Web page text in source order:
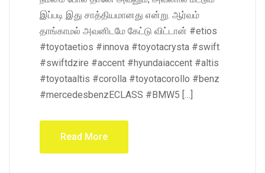
இப்படி இது சாத்தியமானது என்று. ஆர்வம்
தாங்காமல் அவனிடமே கேட்டு விட்டான் #etios
#toyotaetios #innova #toyotacrysta #swift
#swiftdzire #accent #hyundaiaccent #altis
#toyotaaltis #corolla #toyotacorollo #benz
#mercedesbenzECLASS #BMW5 […]
Read More